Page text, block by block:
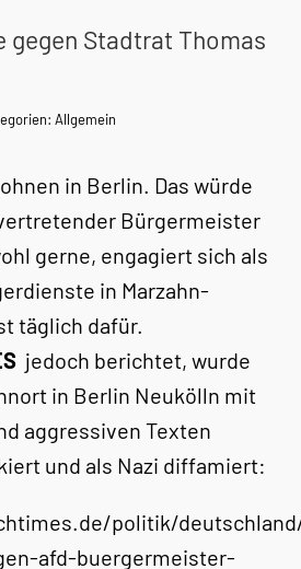
gegen Stadtrat Thomas
Allgemein
in Berlin. Das würde
Bürgermeister
gerne, engagiert sich als
in Marzahn-
täglich dafür.
jedoch berichtet, wurde
in Berlin Neukölln mit
aggressiven Texten
und als Nazi diffamiert:
politik/
afd-buergermeister-